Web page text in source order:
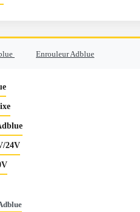
Enrouleur Adblue
24V